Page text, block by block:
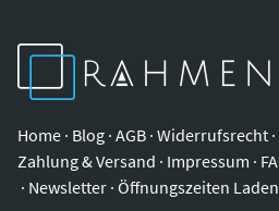
Home · Blog · AGB · Widerrufsrecht ·
Zahlung & Versand · Impressum ·
· Newsletter · Öffnungszeiten